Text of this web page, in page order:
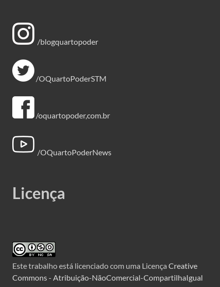
/blogquartopoder
/OQuartoPoderSTM
/oquartopoder,com.br
/OQuartoPoderNews
Licença
Este trabalho está licenciado com uma Licença Creative
Commons - Atribuição-NãoComercial-CompartilhaIgual